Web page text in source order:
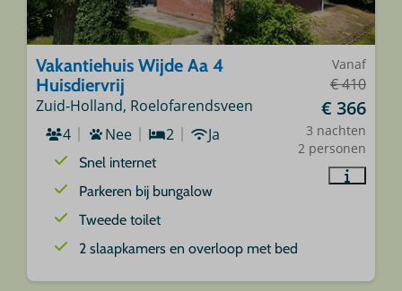
Vanaf
€ 410
€ 366
3 nachten
2 personen
Vakantiehuis Wijde Aa 4
Huisdiervrij
Zuid-Holland, Roelofarendsveen
4
Nee 2 Ja
Snel internet
Parkeren bij bungalow
Tweede toilet
2 slaapkamers en overloop met bed